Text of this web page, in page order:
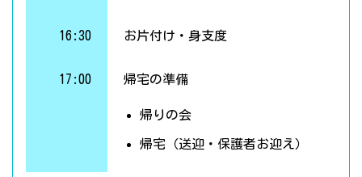
16:30 お片付け・身支度
17:00 帰宅の準備
帰りの会
帰宅（送迎・保護者お迎え）